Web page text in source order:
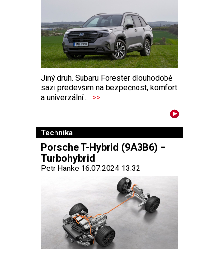
Jiný druh. Subaru Forester dlouhodobě
sází především na bezpečnost, komfort
a univerzální... >>
Technika
Porsche T-Hybrid (9A3B6) –
Turbohybrid
Petr Hanke 16.07.2024 13:32